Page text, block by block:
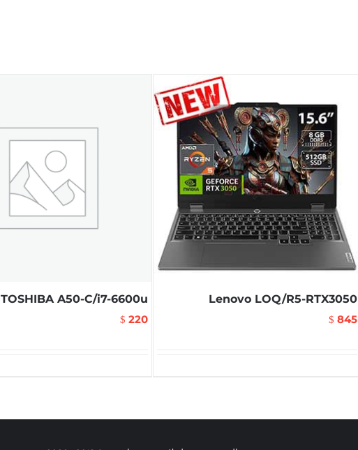
Lenovo LOQ/R5-RTX3050
$ 845
TOSHIBA A50-C/i7-6600u
$ 220